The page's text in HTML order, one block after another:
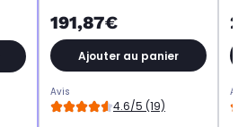
191,87€
Ajouter au panier
Avis
4.6/5 (19)